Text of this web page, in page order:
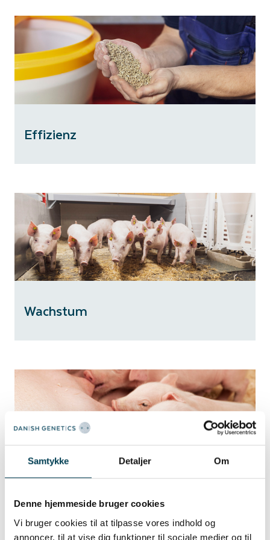
Samtykke Detaljer Om
Denne hjemmeside bruger cookies
Vi bruger cookies til at tilpasse vores indhold og
annoncer, til at vise dig funktioner til sociale medier og til
Effizienz
Wachstum